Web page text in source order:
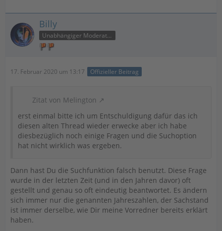
Billy
Unabhängiger Moderator
17. Februar 2020 um 13:17 Offizieller Beitrag
Zitat von Melington
erst einmal bitte ich um Entschuldigung dafür das ich
diesen alten Thread wieder erwecke aber ich habe
diesbezüglich noch einige Fragen und die Suchoption
hat nicht wirklich was ergeben.
Dann hast Du die Suchfunktion falsch benutzt. Diese Frage
wurde in der letzten Zeit (und in den Jahren davor) oft
gestellt und genau so oft eindeutig beantwortet. Es ändern
sich immer nur die genannten Jahreszahlen, der Sachstand
ist immer derselbe, wie Dir meine Vorredner bereits erklärt
haben.